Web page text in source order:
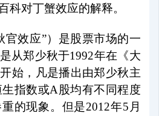
科对丁蟹效应的解释。
官效应”）是股票市场的一
从郑少秋于1992年在《大
始，凡是播出由郑少秋主
指数或A股均有不同程度
的现象。但是2012年5月